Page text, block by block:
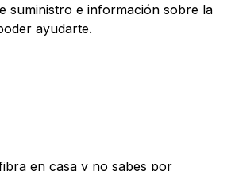
suministro e información sobre la
ayudarte.
en casa y no sabes por